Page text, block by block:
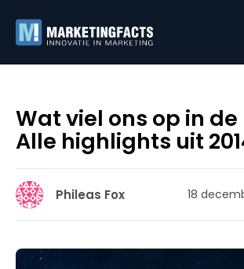
Wat viel ons op in
Alle highlights uit
Phileas Fox 18